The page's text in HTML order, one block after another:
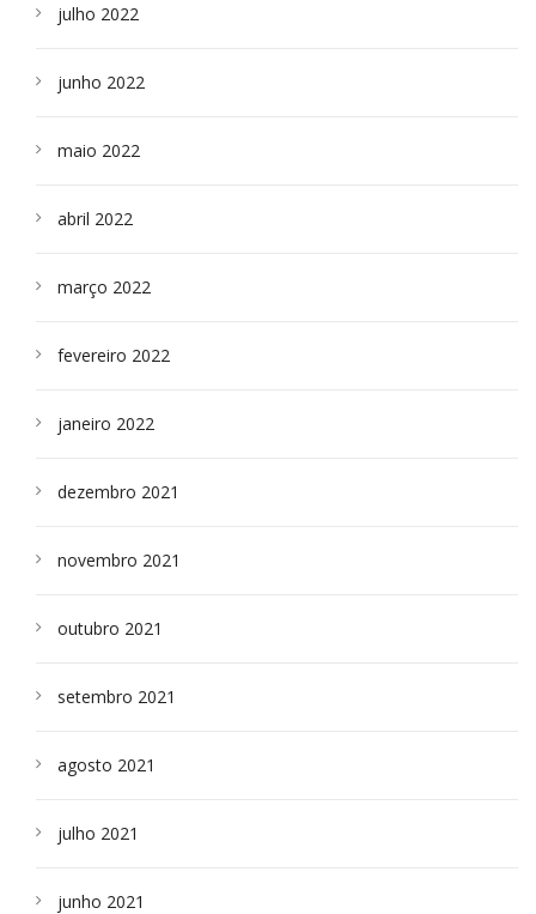
julho 2022
junho 2022
maio 2022
abril 2022
março 2022
fevereiro 2022
janeiro 2022
dezembro 2021
novembro 2021
outubro 2021
setembro 2021
agosto 2021
julho 2021
junho 2021